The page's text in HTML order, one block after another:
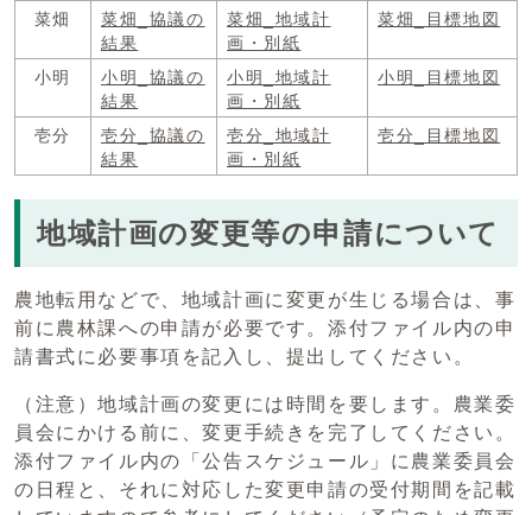
菜畑
菜畑_協議の
結果
菜畑_地域計
画・別紙
菜畑_目標地図
小明
小明_協議の
結果
小明_地域計
画・別紙
小明_目標地図
壱分
壱分_協議の
結果
壱分_地域計
画・別紙
壱分_目標地図
地域計画の変更等の申請について
農地転用などで、地域計画に変更が生じる場合は、事
前に農林課への申請が必要です。添付ファイル内の申
請書式に必要事項を記入し、提出してください。
（注意）地域計画の変更には時間を要します。農業委
員会にかける前に、変更手続きを完了してください。
添付ファイル内の「公告スケジュール」に農業委員会
の日程と、それに対応した変更申請の受付期間を記載